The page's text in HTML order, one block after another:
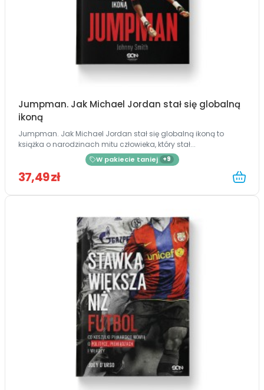
Jumpman. Jak Michael Jordan stał się globalną
ikoną
Jumpman. Jak Michael Jordan stał się globalną ikoną to
książka o narodzinach mitu człowieka, który stał...
W pakiecie taniej +9
37,49 zł